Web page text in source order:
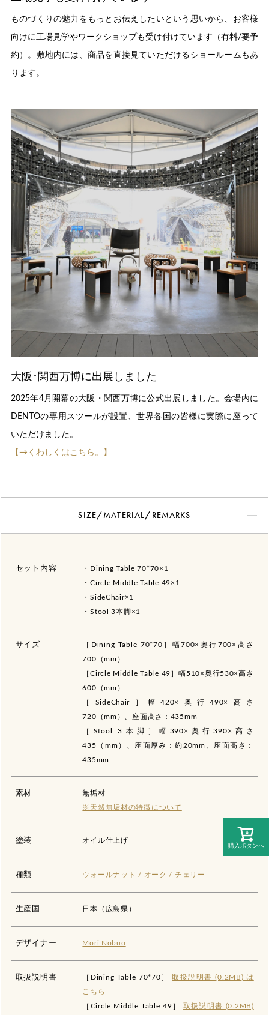
購入ボタンへ
ものづくりの魅力をもっとお伝えしたいという思いから、お客様
向けに工場見学やワークショップも受け付けています（有料/要予
約）。敷地内には、商品を直接見ていただけるショールームもあ
ります。
大阪･関西万博に出展しました
2025年4月開幕の大阪・関西万博に公式出展しました。会場内に
DENTOの専用スツールが設置、世界各国の皆様に実際に座って
いただけました。
【→くわしくはこちら。】
SIZE/MATERIAL/REMARKS
セット内容
・Dining Table 70*70×1
・Circle Middle Table 49×1
・SideChair×1
・Stool 3本脚×1
サイズ
［Dining Table 70*70］幅700×奥行700×高さ
700（mm）
［Circle Middle Table 49］幅510×奥行530×高さ
600（mm）
［SideChair］幅420×奥行490×高さ
720（mm）、座面高さ：435mm
［Stool 3本脚］幅390×奥行390×高さ
435（mm）、座面厚み：約20mm、座面高さ：
435mm
素材
無垢材
※天然無垢材の特徴について
塗装 オイル仕上げ
種類 ウォールナット / オーク / チェリー
生産国 日本（広島県）
デザイナー Mori Nobuo
取扱説明書 ［Dining Table 70*70］取扱説明書 (0.2MB) は
こちら
［Circle Middle Table 49］ 取扱説明書 (0.2MB)